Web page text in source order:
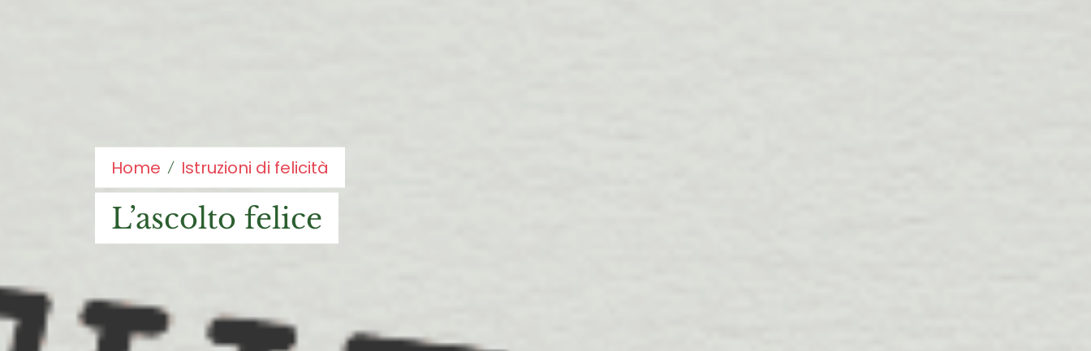
Home Istruzioni di felicità
l’ascolto felice